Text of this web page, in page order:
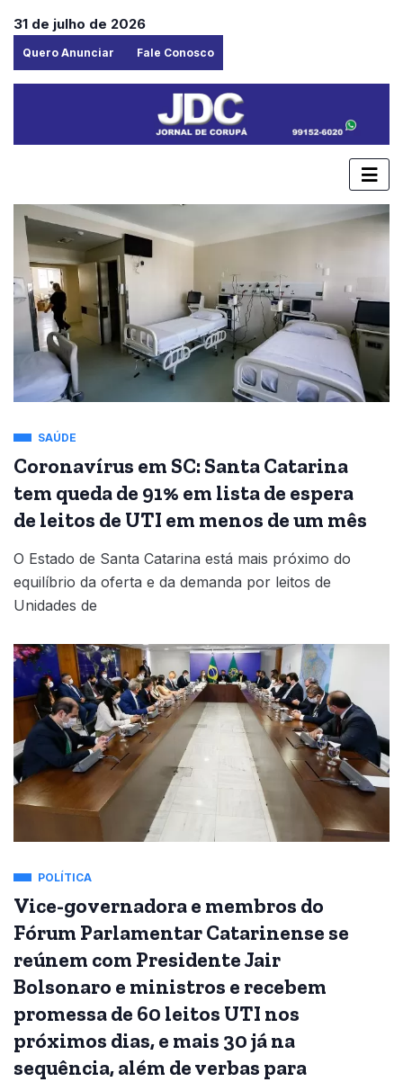
31 de julho de 2026
Quero Anunciar Fale Conosco
SAÚDE
Coronavírus em SC: Santa Catarina
tem queda de 91% em lista de espera
de leitos de UTI em menos de um mês
O Estado de Santa Catarina está mais próximo do
equilíbrio da oferta e da demanda por leitos de
Unidades de
POLÍTICA
Vice-governadora e membros do
Fórum Parlamentar Catarinense se
reúnem com Presidente Jair
Bolsonaro e ministros e recebem
promessa de 60 leitos UTI nos
próximos dias, e mais 30 já na
sequência, além de verbas para